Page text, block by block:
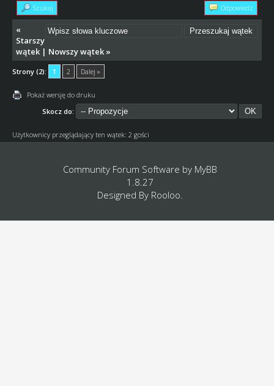
Szukaj Odpowiedz
«
Starszy
wątek| Nowszy wątek»
Strony (2): 1 2 Dalej »
Pokaż wersję do druku
Skocz do:
Użytkownicy przeglądający ten wątek: 2 gości
Community Forum Software by MyBB
1.8.27
Designed By Rooloo